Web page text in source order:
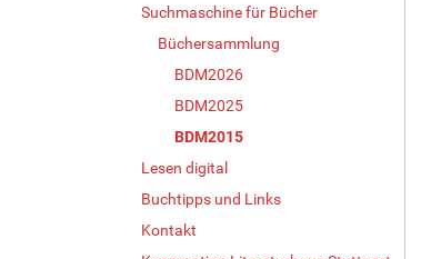
Suchmaschine für Bücher
Büchersammlung
BDM2026
BDM2025
BDM2015
Lesen digital
Buchtipps und Links
Kontakt